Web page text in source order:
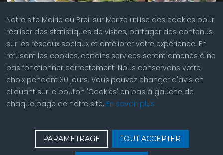
Notre site Mairie du Breil sur Merize utilise des cookies pour
réaliser des statistiques de visites, partager des contenus
sur les réseaux sociaux et améliorer votre expérience. En
refusant les cookies, certains services seront amenés à ne
pas fonctionner correctement. Nous conservons votre
choix pendant 30 jours. Vous pouvez changer d'avis en
cliquant sur le bouton 'Cookies' en bas à gauche de
chaque page de notre site. En savoir plus
PARAMETRAGE TOUT ACCEPTER
Contactez nous | © Copyright 2023 |Plan du site|
Réalisation du site parABC Site Web| Seconnecter| Accès